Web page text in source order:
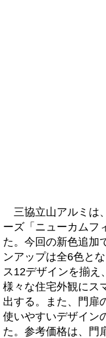
三協立山アルミは
ーズ「ニューカムフ
た。今回の新色追加
ンアップは全6色と
ス12デザインを揃え
様々な住宅外観にス
出する。また、門扉
使いやすいデザイン
た。参考価格は、門